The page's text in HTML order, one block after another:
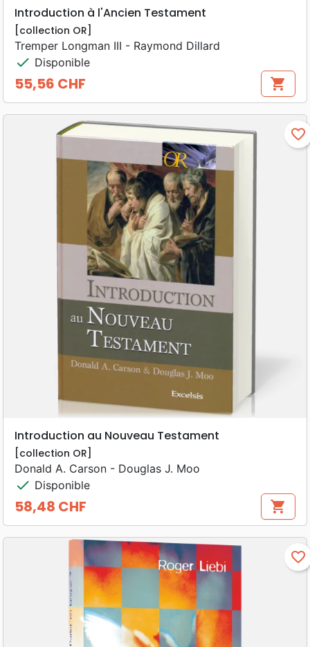
Introduction à l'Ancien Testament
[collection OR]
Tremper Longman III - Raymond Dillard
check Disponible
Prix
55,56 CHF shopping_cart
favorite_border
Introduction au Nouveau Testament
[collection OR]
Donald A. Carson - Douglas J. Moo
check Disponible
Prix
58,48 CHF shopping_cart
favorite_border